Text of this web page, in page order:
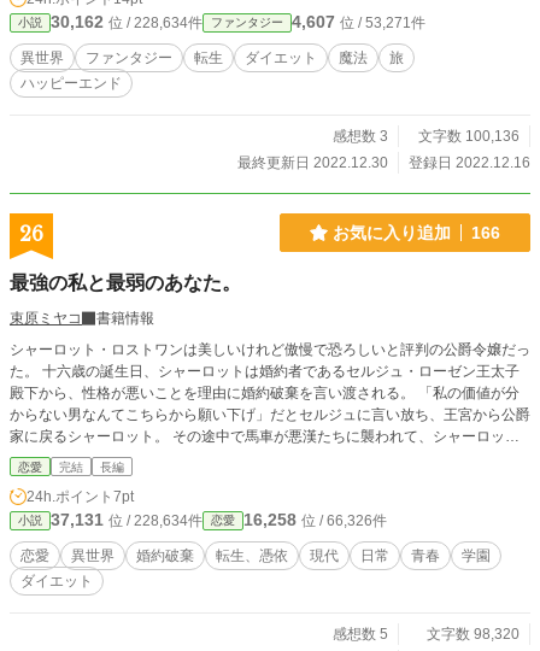
小説 30,162 位 / 228,634件 ファンタジー 4,607 位 / 53,271件
異世界 ファンタジー 転生 ダイエット 魔法
旅
ハッピーエンド
感想数 3
文字数 100,136
最終更新日 2022.12.30
登録日 2022.12.16
26 お気に入り追加 166
最強の私と最弱のあなた。
束原ミヤコ
書籍情報
シャーロット・ロストワンは美しいけれど傲慢で恐ろしいと評判の公爵令嬢だっ
た。 十六歳の誕生日、シャーロットは婚約者であるセルジュ・ローゼン王太子
殿下から、性格が悪いことを理由に婚約破棄を言い渡される。 「私の価値が分
からない男なんてこちらから願い下げ」だとセルジュに言い放ち、王宮から公爵
家に戻るシャーロット。 その途中で馬車が悪漢たちに襲われて、シャーロット
は侍従たちを守り、刃を受けて死んでしまった。 死んでしまったシャーロット
に、天使は言った。 「君は傲慢だが、最後にひとつ良いことをした。だから一
度だけチャンスをあげよう。君の助けを求めている者がいる」 そうしてシャー
ロットは、今まで自分がいた世界とは違う全く別の世界の、『女学生、白沢果
林』として生きることになった。 それは仕方ないとして、シャーロットにはど
うしても許せない問題があった。 白沢果林とはちょっぴりふとましい少女なの
である。 シャーロットは決意する。まずは、痩せるしかないと。
恋愛 完結 長編
24h.ポイント 7pt
小説 37,131 位 / 228,634件 恋愛 16,258 位 / 66,326件
恋愛 異世界 婚約破棄 転生、憑依 現代 日常 青春
学園
ダイエット
感想数 5
文字数 98,320